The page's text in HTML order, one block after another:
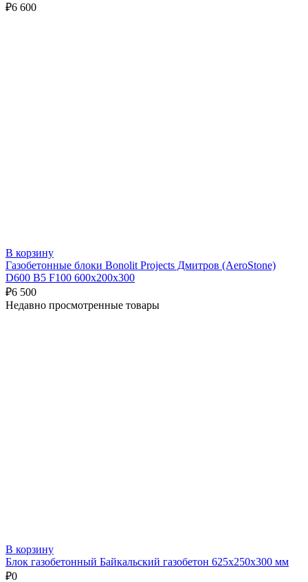
₽6 600
В корзину
Газобетонные блоки Bonolit Projects Дмитров (AeroStone)
D600 B5 F100 600х200х300
₽6 500
Недавно просмотренные товары
В корзину
Блок газобетонный Байкальский газобетон 625х250х300 мм
₽0